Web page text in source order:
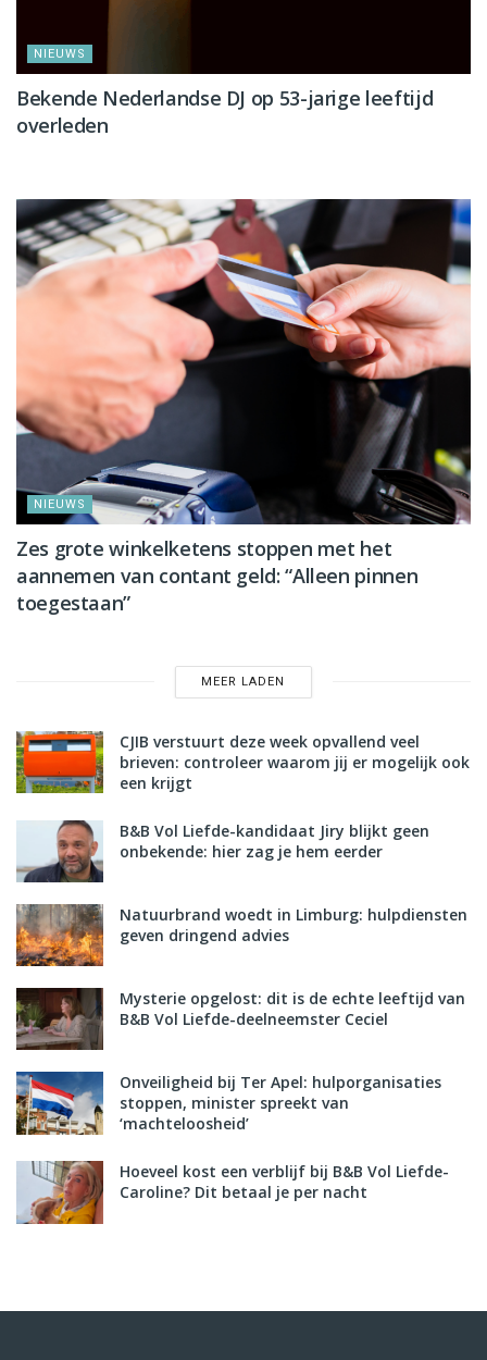
NIEUWS
Bekende Nederlandse DJ op 53-jarige leeftijd
overleden
NIEUWS
Zes grote winkelketens stoppen met het
aannemen van contant geld: “Alleen pinnen
toegestaan”
MEER LADEN
CJIB verstuurt deze week opvallend veel
brieven: controleer waarom jij er mogelijk ook
een krijgt
B&B Vol Liefde-kandidaat Jiry blijkt geen
onbekende: hier zag je hem eerder
Natuurbrand woedt in Limburg: hulpdiensten
geven dringend advies
Mysterie opgelost: dit is de echte leeftijd van
B&B Vol Liefde-deelneemster Ceciel
Onveiligheid bij Ter Apel: hulporganisaties
stoppen, minister spreekt van
‘machteloosheid’
Hoeveel kost een verblijf bij B&B Vol Liefde-
Caroline? Dit betaal je per nacht